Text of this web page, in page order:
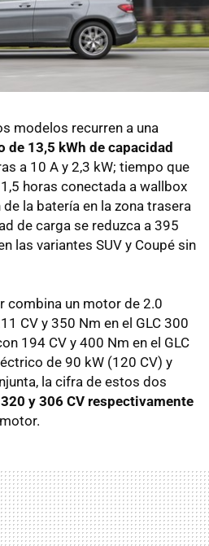
modelos recurren a una
de 13,5 kWh de capacidad
a 10 A y 2,3 kW; tiempo que
horas conectada a wallbox
la batería en la zona trasera
de carga se reduzca a 395
las variantes SUV y Coupé sin
combina un motor de 2.0
CV y 350 Nm en el GLC 300
194 CV y 400 Nm en el GLC
de 90 kW (120 CV) y
la cifra de estos dos
320 y 306 CV respectivamente